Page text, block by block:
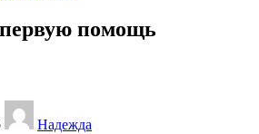
помощь
Надежда